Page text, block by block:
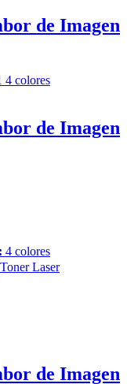
de Imagen
de Imagen
4 colores
Toner Laser
de Imagen